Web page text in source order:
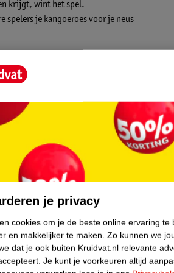
krijgt, wint het spel.
spelers je kangoeroes voor je neus
je privacy
cookies om je de beste online ervaring te
en makkelijker te maken. Zo kunnen we
dat je ook buiten Kruidvat.nl relevante
Je kunt je voorkeuren altijd